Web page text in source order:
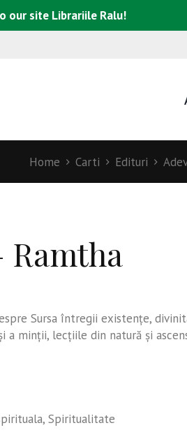
our site Librariile Ralu!
Home Carti Edituri
Ramtha
Sursa întregii existenţe,
minţii, lecţiile din natură şi
, Spiritualitate